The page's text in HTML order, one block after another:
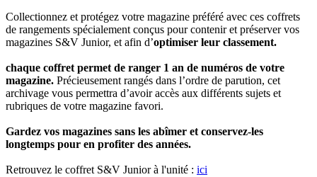
Collectionnez et protégez votre magazine préféré avec ces coffrets
de rangements spécialement conçus pour contenir et préserver vos
magazines S&V Junior, et afin d’optimiser leur classement.
chaque coffret permet de ranger 1 an de numéros de votre
magazine. Précieusement rangés dans l’ordre de parution, cet
archivage vous permettra d’avoir accès aux différents sujets et
rubriques de votre magazine favori.
Gardez vos magazines sans les abîmer et conservez-les
longtemps pour en profiter des années.
Retrouvez le coffret S&V Junior à l'unité : ici